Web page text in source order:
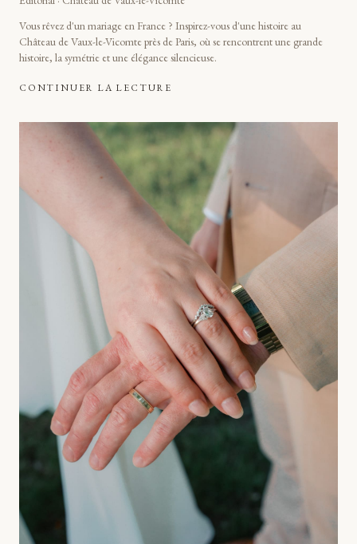
Vous rêvez d'un mariage en France ? Inspirez-vous d'une histoire au
Château de Vaux-le-Vicomte près de Paris, où se rencontrent une grande
histoire, la symétrie et une élégance silencieuse.
CONTINUER LA LECTURE